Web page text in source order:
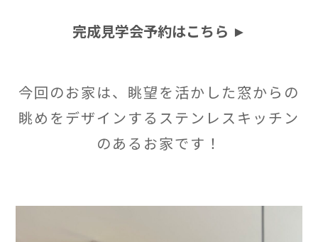
完成見学会予約はこちら ►
今回のお家は、眺望を活かした窓からの
眺めをデザインするステンレスキッチン
のあるお家です！